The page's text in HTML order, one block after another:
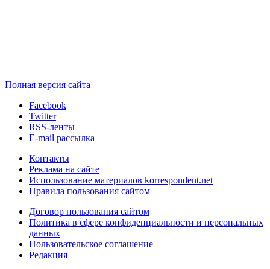
Полная версия сайта
Facebook
Twitter
RSS-ленты
E-mail рассылка
Контакты
Реклама на сайте
Использование материалов korrespondent.net
Правила пользования сайтом
Договор пользования сайтом
Политика в сфере конфиденциальности и персональных
данных
Пользовательское соглашение
Редакция